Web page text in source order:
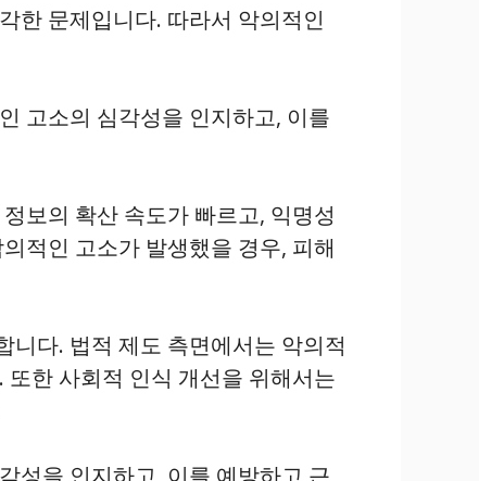
한 문제입니다. 따라서 악의적인
고소의 심각성을 인지하고, 이를
보의 확산 속도가 빠르고, 익명성
적인 고소가 발생했을 경우, 피해
니다. 법적 제도 측면에서는 악의적
한 사회적 인식 개선을 위해서는
성을 인지하고, 이를 예방하고 근